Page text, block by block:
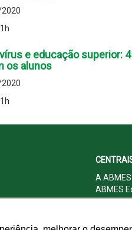
e educação superior:
os alunos
DF
A ABMES
ABMES
ABMES
Central